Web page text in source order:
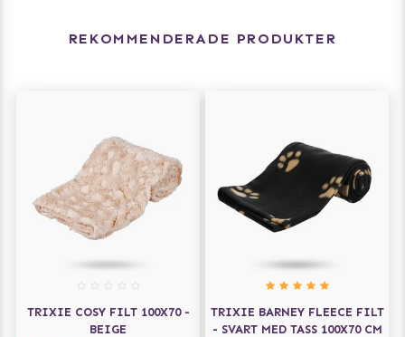
REKOMMENDERADE PRODUKTER
TRIXIE COSY FILT 100X70 -
BEIGE
TRIXIE BARNEY FLEECE FILT
- SVART MED TASS 100X70 CM